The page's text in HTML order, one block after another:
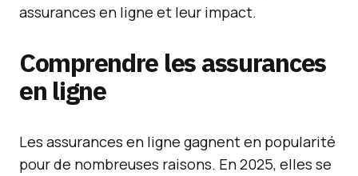
assurances en ligne et leur impact.
Comprendre les assurances
en ligne
Les assurances en ligne gagnent en popularité
pour de nombreuses raisons. En 2025, elles se